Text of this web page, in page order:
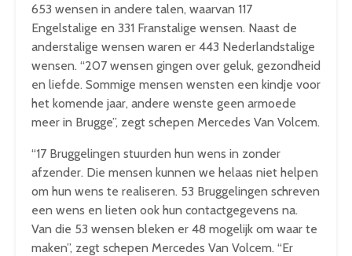
653 wensen in andere talen, waarvan 117
Engelstalige en 331 Franstalige wensen. Naast de
anderstalige wensen waren er 443 Nederlandstalige
wensen. “207 wensen gingen over geluk, gezondheid
en liefde. Sommige mensen wensten een kindje voor
het komende jaar, andere wenste geen armoede
meer in Brugge”, zegt schepen Mercedes Van Volcem.
“17 Bruggelingen stuurden hun wens in zonder
afzender. Die mensen kunnen we helaas niet helpen
om hun wens te realiseren. 53 Bruggelingen schreven
een wens en lieten ook hun contactgegevens na.
Van die 53 wensen bleken er 48 mogelijk om waar te
maken”, zegt schepen Mercedes Van Volcem. “Er